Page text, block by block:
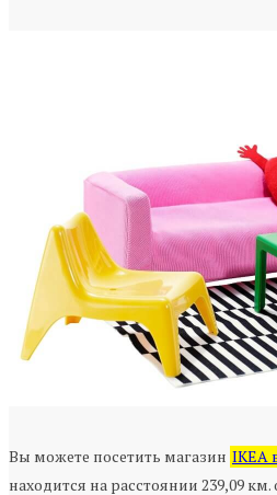
Вы можете посетить магазин IKEA
находится на расстоянии 239,09